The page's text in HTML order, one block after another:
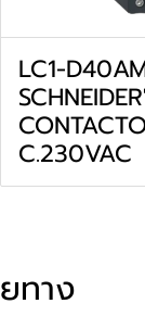
LC1-
C.230VAC
ทาง